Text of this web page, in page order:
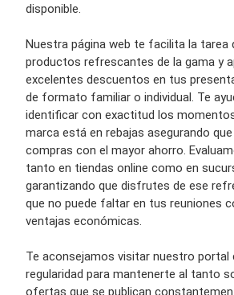
disponible.
Nuestra página web te facilita la tarea
productos refrescantes de la gama y
excelentes descuentos en tus
de formato familiar o individual. Te
identificar con exactitud los
marca está en rebajas asegurando
compras con el mayor ahorro.
tanto en tiendas online como en
garantizando que disfrutes de ese
que no puede faltar en tus reuniones
ventajas económicas.
Te aconsejamos visitar nuestro portal
regularidad para mantenerte al tanto
ofertas que se publican